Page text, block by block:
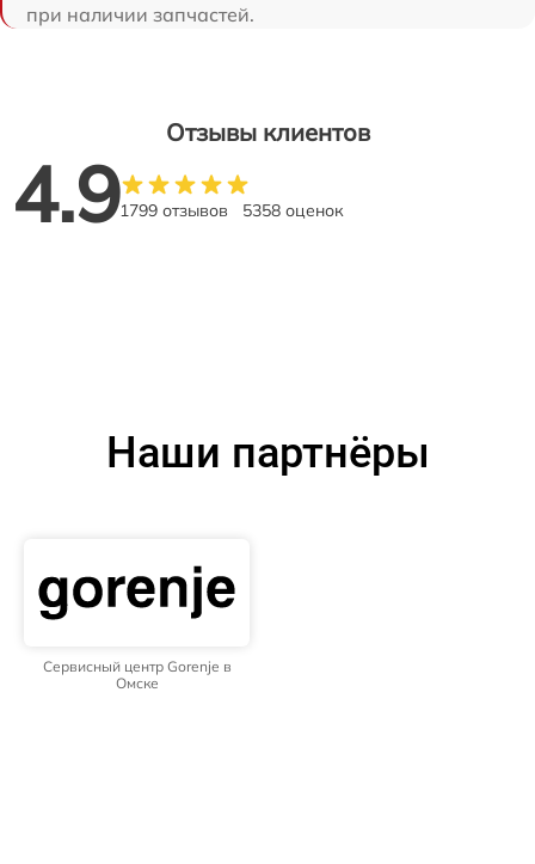
при наличии запчастей.
Отзывы клиентов
4.91799 отзывов 5358 оценок
Наши партнёры
Сервисный центр Gorenje в
Омске